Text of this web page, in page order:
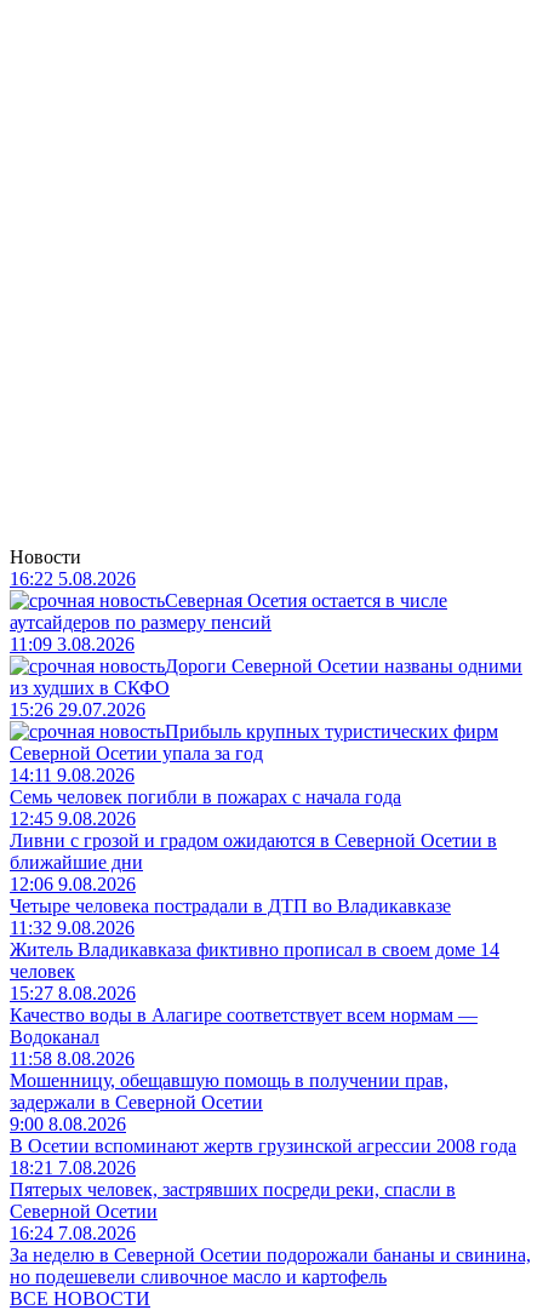
Новости
16:22 5.08.2026
Северная Осетия остается в числе
аутсайдеров по размеру пенсий
11:09 3.08.2026
Дороги Северной Осетии названы одними
из худших в СКФО
15:26 29.07.2026
Прибыль крупных туристических фирм
Северной Осетии упала за год
14:11 9.08.2026
Семь человек погибли в пожарах с начала года
12:45 9.08.2026
Ливни с грозой и градом ожидаются в Северной Осетии в
ближайшие дни
12:06 9.08.2026
Четыре человека пострадали в ДТП во Владикавказе
11:32 9.08.2026
Житель Владикавказа фиктивно прописал в своем доме 14
человек
15:27 8.08.2026
Качество воды в Алагире соответствует всем нормам —
Водоканал
11:58 8.08.2026
Мошенницу, обещавшую помощь в получении прав,
задержали в Северной Осетии
9:00 8.08.2026
В Осетии вспоминают жертв грузинской агрессии 2008 года
18:21 7.08.2026
Пятерых человек, застрявших посреди реки, спасли в
Северной Осетии
16:24 7.08.2026
За неделю в Северной Осетии подорожали бананы и свинина,
но подешевели сливочное масло и картофель
ВСЕ НОВОСТИ